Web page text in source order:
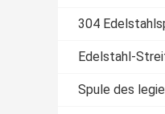
304
Edelstahl-
Spule des